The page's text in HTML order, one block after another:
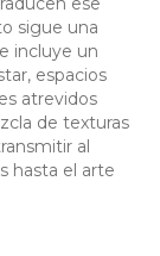
sigue una
incluye un
espacios
atrevidos
de texturas
al
hasta el arte